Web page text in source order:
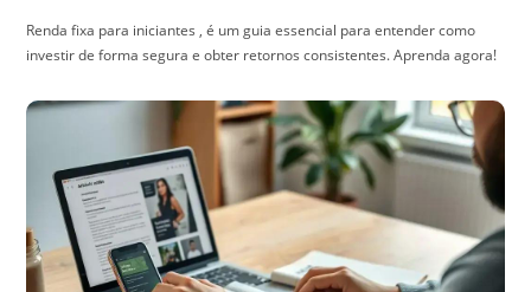
Renda fixa para iniciantes , é um guia essencial para entender como
investir de forma segura e obter retornos consistentes. Aprenda agora!